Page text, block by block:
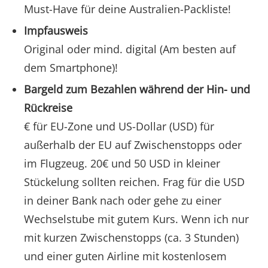
Must-Have für deine Australien-Packliste!
Impfausweis
Original oder mind. digital (Am besten auf
dem Smartphone)!
Bargeld zum Bezahlen während der Hin- und
Rückreise
€ für EU-Zone und US-Dollar (USD) für
außerhalb der EU auf Zwischenstopps oder
im Flugzeug. 20€ und 50 USD in kleiner
Stückelung sollten reichen. Frag für die USD
in deiner Bank nach oder gehe zu einer
Wechselstube mit gutem Kurs. Wenn ich nur
mit kurzen Zwischenstopps (ca. 3 Stunden)
und einer guten Airline mit kostenlosem